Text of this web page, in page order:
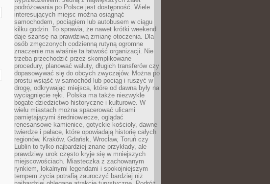
podróżowania po Polsce jest dostępność. Wiele
interesujących miejsc można osiągnąć
samochodem, pociągiem lub autobusem w ciągu
kilku godzin. To sprawia, że nawet krótki weekend
daje szansę na prawdziwą zmianę otoczenia. Dla
osób zmęczonych codzienną rutyną ogromne
znaczenie ma właśnie ta łatwość organizacji. Nie
trzeba przechodzić przez skomplikowane
procedury, planować waluty, długich transferów czy
dopasowywać się do obcych zwyczajów. Można po
prostu wsiąść w samochód lub pociąg i ruszyć w
drogę, odkrywając miejsca, które od dawna były na
wyciągnięcie ręki. Polska ma także niezwykle
bogate dziedzictwo historyczne i kulturowe. W
wielu miastach można spacerować ulicami
pamiętającymi średniowiecze, oglądać
renesansowe kamienice, gotyckie kościoły, dawne
twierdze i pałace, które opowiadają historię całych
regionów. Kraków, Gdańsk, Wrocław, Toruń czy
Lublin to tylko najbardziej znane przykłady, ale
prawdziwy urok często kryje się w mniejszych
miejscowościach. Miasteczka z zachowanym
rynkiem, lokalnymi legendami i spokojniejszym
tempem życia potrafią zauroczyć bardziej niż